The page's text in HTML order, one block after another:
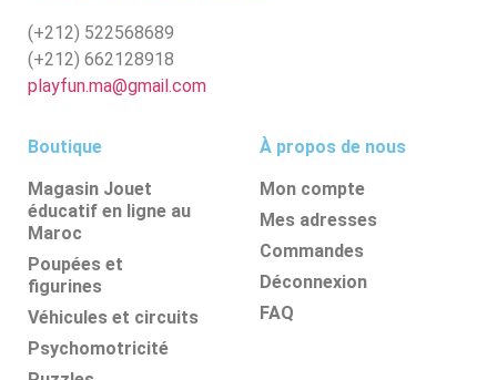
(+212) 522568689
(+212) 662128918
playfun.ma@gmail.com
Boutique
Magasin Jouet
éducatif en ligne au
Maroc
Poupées et
figurines
Véhicules et circuits
Psychomotricité
À propos de nous
Mon compte
Mes adresses
Commandes
Déconnexion
FAQ